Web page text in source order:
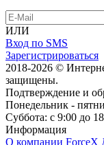
ИЛИ
Вход по SMS
Зарегистрироваться
2018-2026 ©
защищены.
Подтверждение и
Понедельник -
Суббота: с 9:00 до
Информация
О компании ForceX